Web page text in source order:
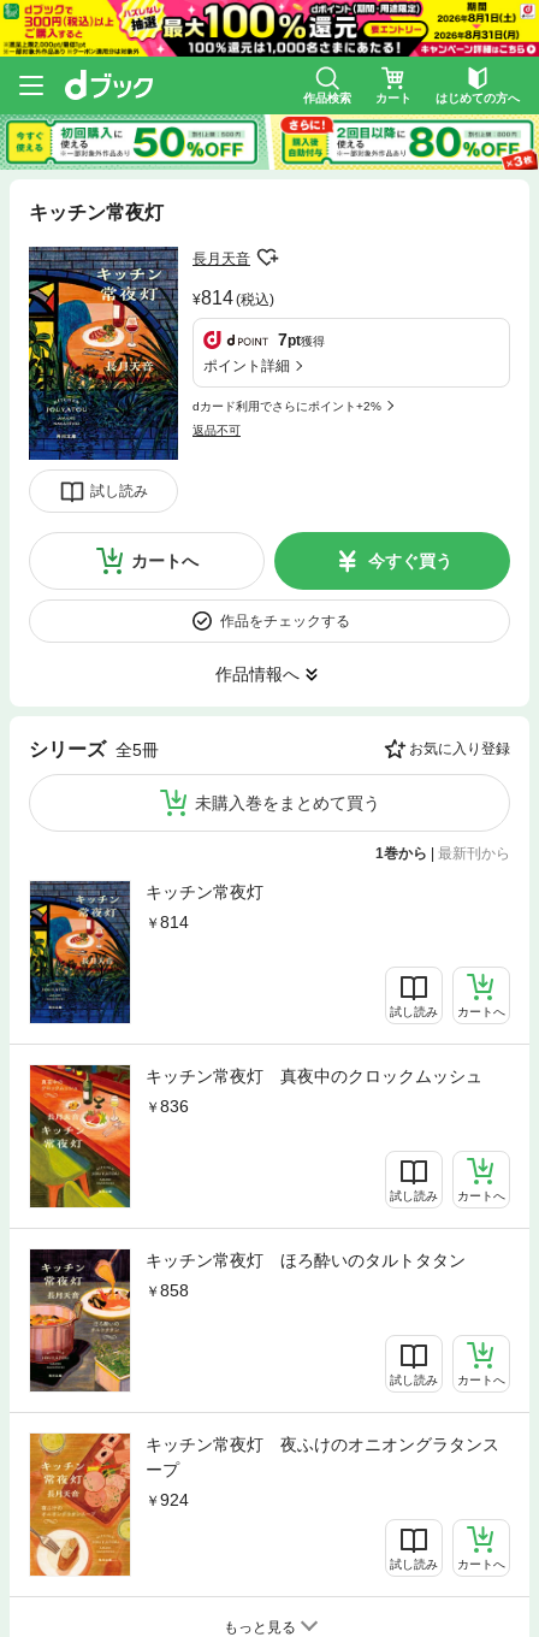
作品検索 カート はじめての方へ
キッチン常夜灯
試し読み
長月天音
814(税込)
7pt獲得
ポイント詳細
dカード利用でさらにポイント+2%
返品不可
カートへ 今すぐ買う
作品をチェックする
作品情報へ
シリーズ 全5冊 お気に入り登録
未購入巻をまとめて買う
1巻から | 最新刊から
キッチン常夜灯
814
試し読み カートへ
キッチン常夜灯 真夜中のクロックムッシュ
836
試し読み カートへ
キッチン常夜灯 ほろ酔いのタルトタタン
858
試し読み カートへ
キッチン常夜灯 夜ふけのオニオングラタンス
ープ
924
試し読み カートへ
もっと見る